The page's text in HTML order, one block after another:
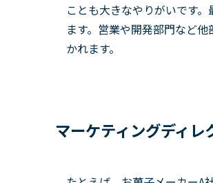
ことも大きなやりがいです
ます。営業や開発部門など
かれます。
マーケティングディレ